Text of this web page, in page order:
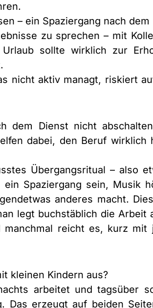
– ein Spaziergang nach dem
zu sprechen – mit
sollte wirklich zur
nicht aktiv managt, riskiert
dem Dienst nicht
dabei, den Beruf wirklich
Übergangsritual – also
Spaziergang sein, Musik
anderes macht.
legt buchstäblich die Arbeit
reicht es, kurz mit
kleinen Kindern aus?
arbeitet und tagsüber
Das erzeugt auf beiden